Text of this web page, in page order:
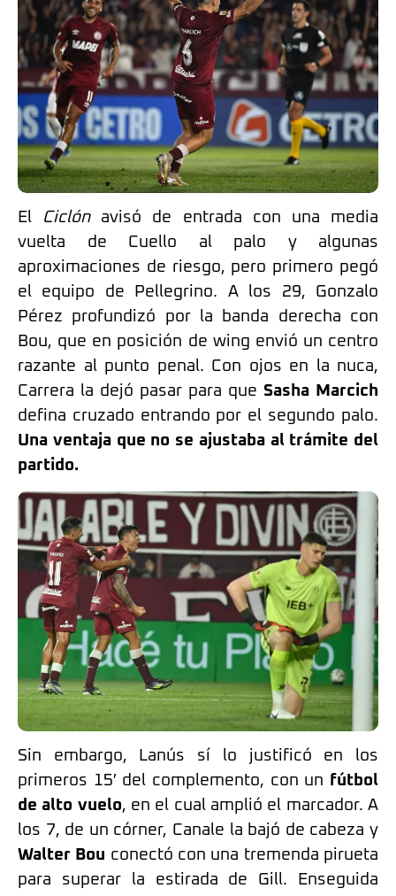
El Ciclónavisó de entrada con una media
vuelta de Cuello al palo y algunas
aproximaciones de riesgo, pero primero pegó
el equipo de Pellegrino. A los 29, Gonzalo
Pérez profundizó por la banda derecha con
Bou, que en posición de wing envió un centro
razante al punto penal. Con ojos en la nuca,
Carrera la dejó pasar para que Sasha Marcich
defina cruzado entrando por el segundo palo.
Una ventaja que no se ajustaba al trámite del
partido.
Sin embargo, Lanús sí lo justificó en los
primeros 15′ del complemento, con un fútbol
de alto vuelo, en el cual amplió el marcador. A
los 7, de un córner, Canale la bajó de cabeza y
Walter Bou conectó con una tremenda pirueta
para superar la estirada de Gill. Enseguida